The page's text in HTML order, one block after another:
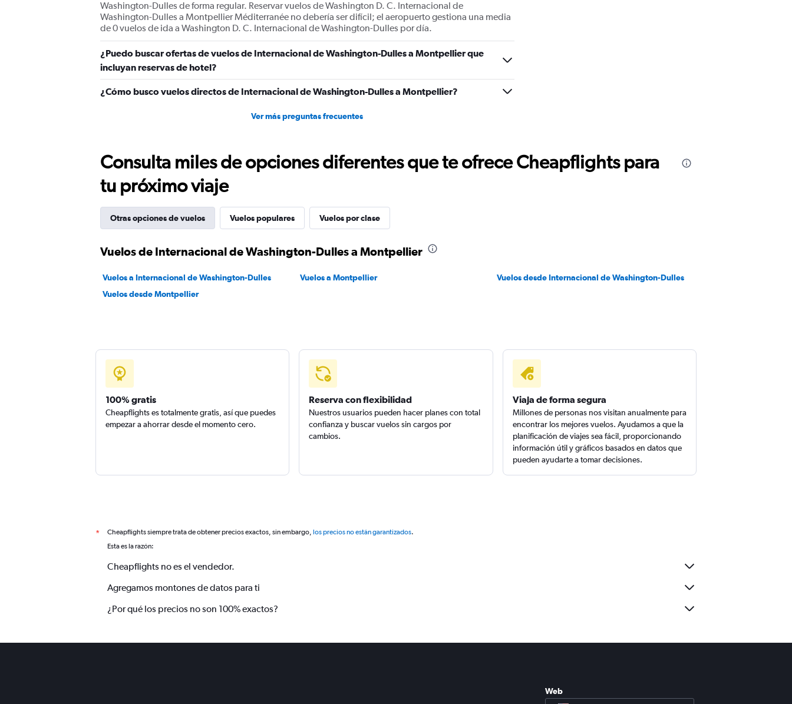
Washington-Dulles de forma regular. Reservar vuelos de Washington D. C. Internacional de
Washington-Dulles a Montpellier Méditerranée no debería ser difícil; el aeropuerto gestiona una media
de 0 vuelos de ida a Washington D. C. Internacional de Washington-Dulles por día.
¿Puedo buscar ofertas de vuelos de Internacional de Washington-Dulles a Montpellier que
incluyan reservas de hotel?
¿Cómo busco vuelos directos de Internacional de Washington-Dulles a Montpellier?
Ver más preguntas frecuentes
Consulta miles de opciones diferentes que te ofrece Cheapflights para
tu próximo viaje
Otras opciones de vuelos Vuelos populares Vuelos por clase
Vuelos de Internacional de Washington-Dulles a Montpellier
Vuelos a Internacional de Washington-Dulles Vuelos a Montpellier
Vuelos desde Internacional de Washington-Dulles
Vuelos desde Montpellier
100% gratis
Cheapflights es totalmente gratis, así que puedes
empezar a ahorrar desde el momento cero.
Reserva con flexibilidad
Nuestros usuarios pueden hacer planes con total
confianza y buscar vuelos sin cargos por
cambios.
Viaja de forma segura
Millones de personas nos visitan anualmente para
encontrar los mejores vuelos. Ayudamos a que la
planificación de viajes sea fácil, proporcionando
información útil y gráficos basados en datos que
pueden ayudarte a tomar decisiones.
* Cheapflights siempre trata de obtener precios exactos, sin embargo, los precios no están garantizados.
Esta es la razón:
Cheapflights no es el vendedor.
Agregamos montones de datos para ti
¿Por qué los precios no son 100% exactos?
Web